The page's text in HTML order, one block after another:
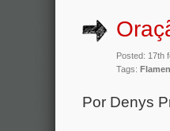
Posted: 17th
Tags:
Por Denys